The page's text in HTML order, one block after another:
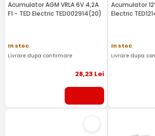
Acumulator AGM VRLA 6V 4,2A
F1 - TED Electric TED002914(20)
In stoc
Livrare dupa confirmare
28,23Lei
Acumulator
Electric
In stoc
Livrare dupa